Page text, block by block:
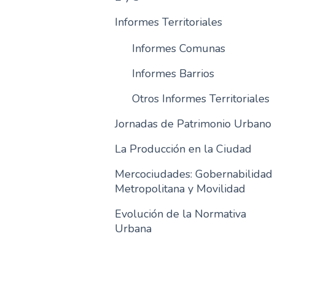
Informes Territoriales
Informes Comunas
Informes Barrios
Otros Informes Territoriales
Jornadas de Patrimonio Urbano
La Producción en la Ciudad
Mercociudades: Gobernabilidad
Metropolitana y Movilidad
Evolución de la Normativa
Urbana